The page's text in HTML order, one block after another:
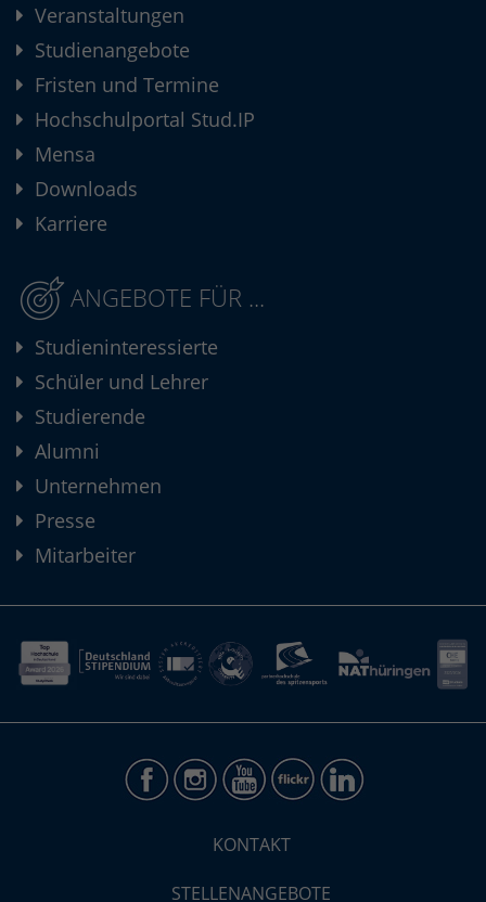
Veranstaltungen
Studienangebote
Fristen und Termine
Hochschulportal Stud.IP
Mensa
Downloads
Karriere
ANGEBOTE FÜR ...
Studieninteressierte
Schüler und Lehrer
Studierende
Alumni
Unternehmen
Presse
Mitarbeiter
KONTAKT
STELLENANGEBOTE